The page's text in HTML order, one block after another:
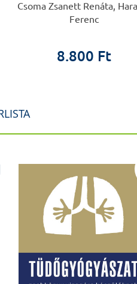
Csoma Zsanett Renáta,
Ferenc
8.800 Ft